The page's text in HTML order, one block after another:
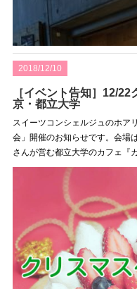
2018/12/10
［イベント告知］12/
京・都立大学
スイーツコンシェルジュのホア
会」開催のお知らせです。会場
さんが営む都立大学のカフェ『